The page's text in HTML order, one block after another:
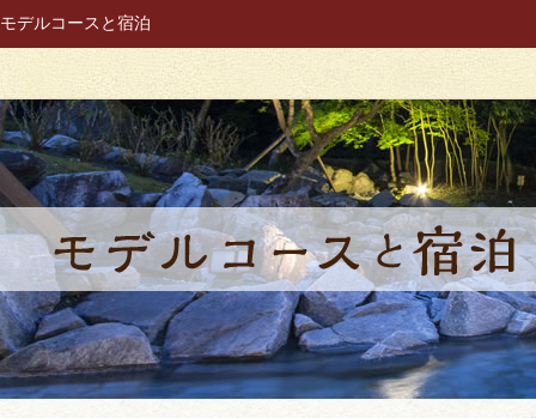
[& spSwitchTagIga &]
モデルコースと宿泊